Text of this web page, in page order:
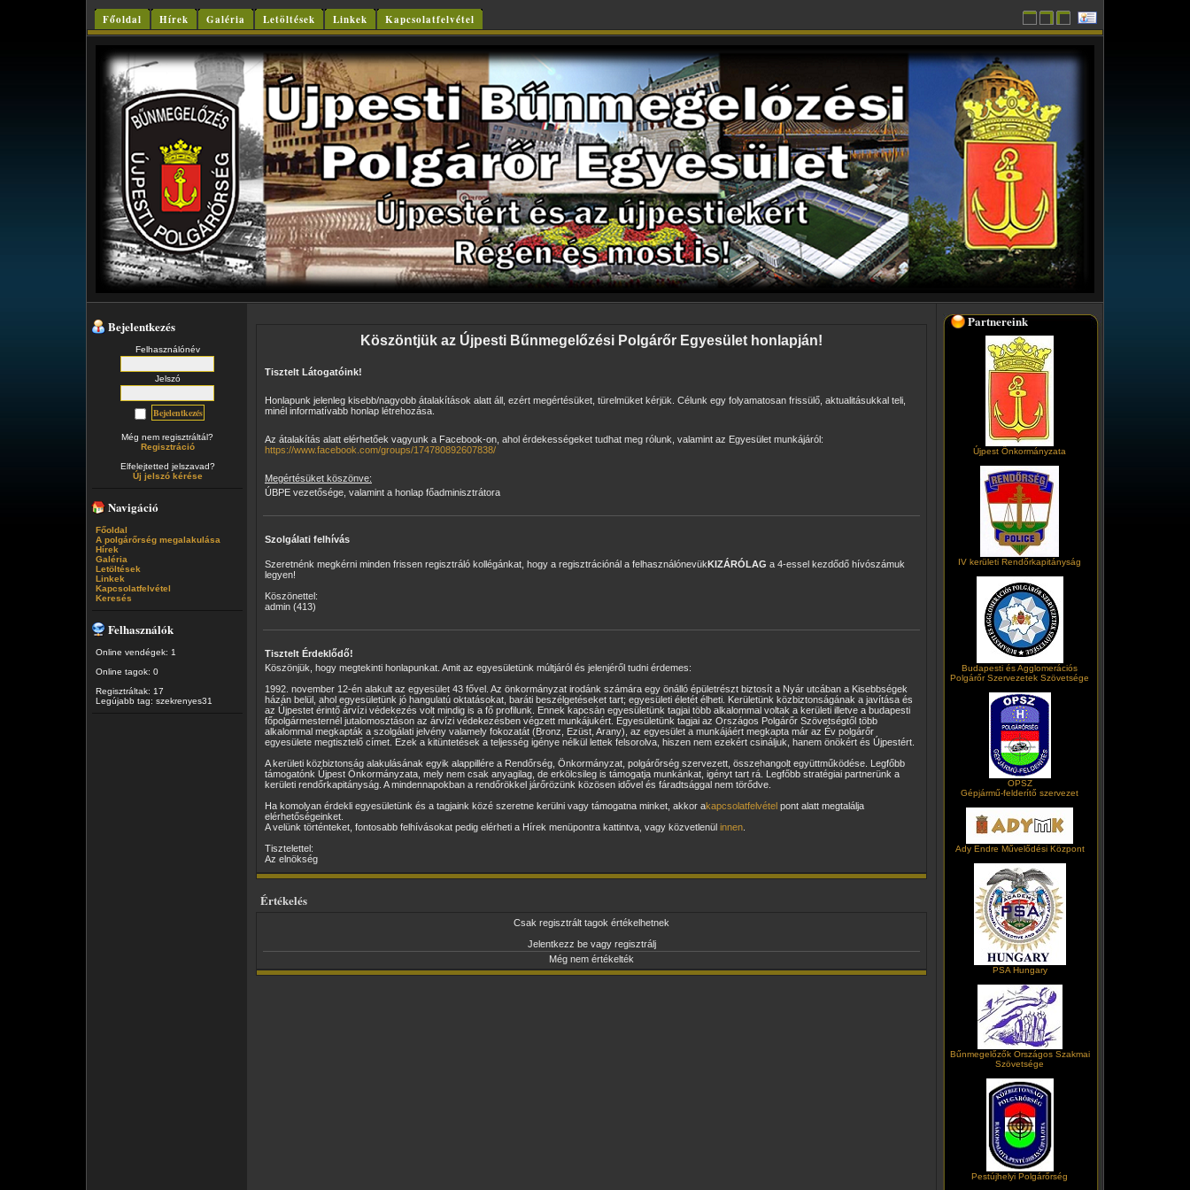
Főoldal Hírek Galéria Letöltések Linkek Kapcsolatfelvétel
Bejelentkezés
Felhasználónév
Jelszó
Még nem regisztráltál?
Regisztráció
Elfelejtetted jelszavad?
Új jelszó kérése
Navigáció
Főoldal
A polgárőrség megalakulása
Hírek
Galéria
Letöltések
Linkek
Kapcsolatfelvétel
Keresés
Felhasználók
Online vendégek: 1
Online tagok: 0
Regisztráltak: 17
Legújabb tag: szekrenyes31
Köszöntjük az Újpesti Bűnmegelőzési Polgárőr Egyesület honlapján!
Tisztelt Látogatóink!
Honlapunk jelenleg kisebb/nagyobb átalakítások alatt áll, ezért megértésüket, türelmüket kérjük. Célunk egy folyamatosan frissülő, aktualitásukkal teli,
minél informatívabb honlap létrehozása.
Az átalakítás alatt elérhetőek vagyunk a Facebook-on, ahol érdekességeket tudhat meg rólunk, valamint az Egyesület munkájáról:
https://www.facebook.com/groups/174780892607838/
Megértésüket köszönve:
ÚBPE vezetősége, valamint a honlap főadminisztrátora
Szolgálati felhívás
Szeretnénk megkérni minden frissen regisztráló kollégánkat, hogy a regisztrációnál a felhasználónevükKIZÁRÓLAG a 4-essel kezdődő hívószámuk
legyen!
Köszönettel:
admin (413)
Tisztelt Érdeklődő!
Köszönjük, hogy megtekinti honlapunkat. Amit az egyesületünk múltjáról és jelenjéről tudni érdemes:
1992. november 12-én alakult az egyesület 43 fővel. Az önkormányzat irodánk számára egy önálló épületrészt biztosít a Nyár utcában a Kisebbségek
házán belül, ahol egyesületünk jó hangulatú oktatásokat, baráti beszélgetéseket tart; egyesületi életét élheti. Kerületünk közbiztonságának a javítása és
az Újpestet érintő árvízi védekezés volt mindig is a fő profilunk. Ennek kapcsán egyesületünk tagjai több alkalommal voltak a kerületi illetve a budapesti
főpolgármesternél jutalomosztáson az árvízi védekezésben végzett munkájukért. Egyesületünk tagjai az Országos Polgárőr Szövetségtől több
alkalommal megkapták a szolgálati jelvény valamely fokozatát (Bronz, Ezüst, Arany), az egyesület a munkájáért megkapta már az Év polgárőr
egyesülete megtisztelő címet. Ezek a kitüntetések a teljesség igénye nélkül lettek felsorolva, hiszen nem ezekért csináljuk, hanem önökért és Újpestért.
A kerületi közbiztonság alakulásának egyik alappillére a Rendőrség, Önkormányzat, polgárőrség szervezett, összehangolt együttműködése. Legfőbb
támogatónk Újpest Önkormányzata, mely nem csak anyagilag, de erkölcsileg is támogatja munkánkat, igényt tart rá. Legfőbb stratégiai partnerünk a
kerületi rendőrkapitányság. A mindennapokban a rendőrökkel járőrözünk közösen idővel és fáradtsággal nem törődve.
Ha komolyan érdekli egyesületünk és a tagjaink közé szeretne kerülni vagy támogatna minket, akkor akapcsolatfelvétel pont alatt megtalálja
elérhetőségeinket.
A velünk történteket, fontosabb felhívásokat pedig elérheti a Hírek menüpontra kattintva, vagy közvetlenül innen
Tisztelettel:
Az elnökség
Értékelés
Csak regisztrált tagok értékelhetnek
Jelentkezz be vagy regisztrálj
Még nem értékelték
Partnereink
Újpest Önkormányzata
IV kerületi Rendőrkapitányság
Budapesti és Agglomerációs
Polgárőr Szervezetek Szövetsége
OPSZ
Gépjármű-felderítő szervezet
Ady Endre Művelődési Központ
PSA Hungary
Bűnmegelőzők Országos Szakmai
Szövetsége
Pestújhelyi Polgárőrség